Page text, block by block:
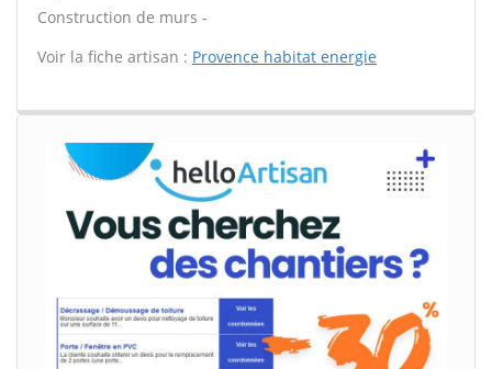
Construction de murs -
Voir la fiche artisan : Provence habitat energie